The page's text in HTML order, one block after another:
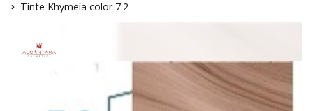
Tinte Khymeía color 7.2